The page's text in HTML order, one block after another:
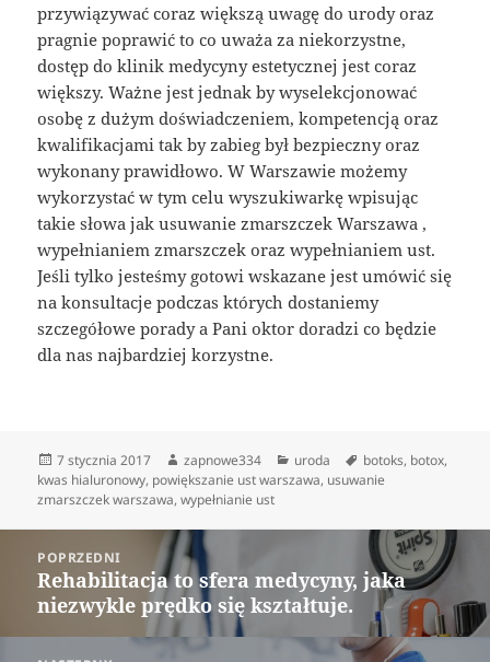
przywiązywać coraz większą uwagę do urody oraz
pragnie poprawić to co uważa za niekorzystne,
dostęp do klinik medycyny estetycznej jest coraz
większy. Ważne jest jednak by wyselekcjonować
osobę z dużym doświadczeniem, kompetencją oraz
kwalifikacjami tak by zabieg był bezpieczny oraz
wykonany prawidłowo. W Warszawie możemy
wykorzystać w tym celu wyszukiwarkę wpisując
takie słowa jak usuwanie zmarszczek Warszawa ,
wypełnianiem zmarszczek oraz wypełnianiem ust.
Jeśli tylko jesteśmy gotowi wskazane jest umówić się
na konsultacje podczas których dostaniemy
szczegółowe porady a Pani oktor doradzi co będzie
dla nas najbardziej korzystne.
Data
publikacji
7 stycznia 2017 Autor
zapnowe334 Kategorie
uroda Tagi
botoks, botox,
kwas hialuronowy, powiększanie ust warszawa, usuwanie
zmarszczek warszawa,wypełnianie ust
wpisuPOPRZEDNI
Poprzedni
wpis:
Rehabilitacja to sfera medycyny, jaka
niezwykle prędko się kształtuje.